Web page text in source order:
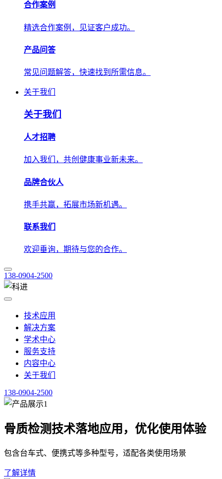
合作案例
精选合作案例，见证客户成功。
产品问答
常见问题解答，快速找到所需信息。
关于我们
关于我们
人才招聘
加入我们，共创健康事业新未来。
品牌合伙人
携手共赢，拓展市场新机遇。
联系我们
欢迎垂询，期待与您的合作。
138-0904-2500
技术应用
解决方案
学术中心
服务支持
内容中心
关于我们
138-0904-2500
骨质检测技术落地应用，优化使用体验
包含台车式、便携式等多种型号，适配各类使用场景
了解详情